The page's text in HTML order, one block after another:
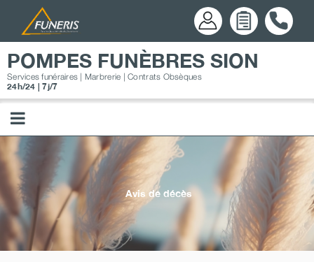
contenu
POMPES FUNÈBRES SION
Services funéraires | Marbrerie | Contrats Obsèques
24h/24 | 7j/7
Avis de décès